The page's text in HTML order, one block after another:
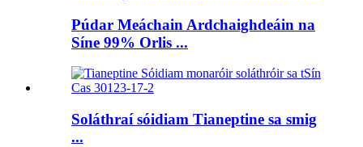
Púdar Meáchain Ardchaighdeáin na
Síne 99% Orlis ...
Soláthraí sóidiam Tianeptine sa smig
...